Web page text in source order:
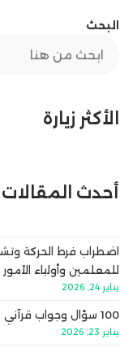
البحث
الأكثر زيارة
أحدث المقالات
اضطراب فرط الحركة
للمعلمين وأولياء الأمور
يناير 24, 2026
100 سؤال وجواب قرآني
يناير 23, 2026